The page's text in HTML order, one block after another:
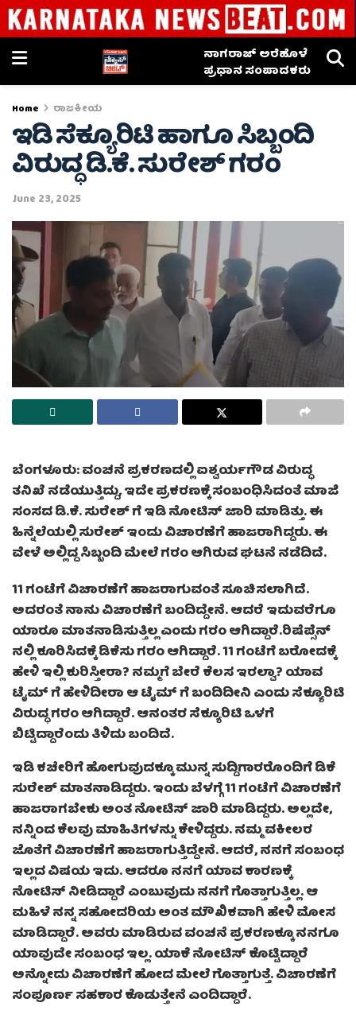
ನಾಗರಾಜ್ ಅರೆಹೊಳೆ
ಪ್ರಧಾನ ಸಂಪಾದಕರು
Home ರಾಜಕೀಯ
ಇಡಿ ಸೆಕ್ಯೂರಿಟಿ ಹಾಗೂ ಸಿಬ್ಬಂದಿ
ವಿರುದ್ಧ ಡಿ.ಕೆ. ಸುರೇಶ್ ಗರಂ
June 23, 2025
ಬೆಂಗಳೂರು: ವಂಚನೆ ಪ್ರಕರಣದಲ್ಲಿ ಐಶ್ವರ್ಯಗೌಡ ವಿರುದ್ಧ
ತನಿಖೆ ನಡೆಯುತ್ತಿದ್ದು, ಇದೇ ಪ್ರಕರಣಕ್ಕೆ ಸಂಬಂಧಿಸಿದಂತೆ ಮಾಜಿ
ಸಂಸದ ಡಿ.ಕೆ. ಸುರೇಶ್ ಗೆ ಇಡಿ ನೋಟಿಸ್ ಜಾರಿ ಮಾಡಿತ್ತು. ಈ
ಹಿನ್ನೆಲೆಯಲ್ಲಿ ಸುರೇಶ್ ಇಂದು ವಿಚಾರಣೆಗೆ ಹಾಜರಾಗಿದ್ದರು. ಈ
ವೇಳೆ ಅಲ್ಲಿದ್ದ ಸಿಬ್ಬಂದಿ ಮೇಲೆ ಗರಂ ಆಗಿರುವ ಘಟನೆ ನಡೆದಿದೆ.
11 ಗಂಟೆಗೆ ವಿಚಾರಣೆಗೆ ಹಾಜರಾಗುವಂತೆ ಸೂಚಿಸಲಾಗಿದೆ.
ಅದರಂತೆ ನಾನು ವಿಚಾರಣೆಗೆ ಬಂದಿದ್ದೇನೆ. ಆದರೆ ಇದುವರೆಗೂ
ಯಾರೂ ಮಾತನಾಡಿಸುತ್ತಿಲ್ಲ ಎಂದು ಗರಂ ಆಗಿದ್ದಾರೆ.ರಿಷೆಪ್ಸೆನ್
ನಲ್ಲಿ ಕೂರಿಸಿದಕ್ಕೆ ಡಿಕೆಸು ಗರಂ ಆಗಿದ್ದಾರೆ. 11 ಗಂಟೆಗೆ ಬರೋದಕ್ಕೆ
ಹೇಳಿ ಇಲ್ಲಿ ಕುರಿಸ್ತೀರಾ? ನಮ್ಮಗೆ ಬೇರೆ ಕೆಲಸ ಇರಲ್ವಾ? ಯಾವ
ಟೈಮ್ ಗೆ ಹೇಳಿದೀರಾ ಆ ಟೈಮ್ ಗೆ ಬಂದಿದೀನಿ ಎಂದು ಸೆಕ್ಯೂರಿಟಿ
ವಿರುದ್ಧ ಗರಂ ಆಗಿದ್ದಾರೆ. ಆನಂತರ ಸೆಕ್ಯೂರಿಟಿ ಒಳಗೆ
ಬಿಟ್ಟಿದ್ದಾರೆಂದು ತಿಳಿದು ಬಂದಿದೆ.
ಇಡಿ ಕಚೇರಿಗೆ ಹೋಗುವುದಕ್ಕೂ ಮುನ್ನ ಸುದ್ದಿಗಾರರೊಂದಿಗೆ ಡಿಕೆ
ಸುರೇಶ್ ಮಾತನಾಡಿದ್ದರು. ಇಂದು ಬೆಳಗ್ಗೆ 11 ಗಂಟೆಗೆ ವಿಚಾರಣೆಗೆ
ಹಾಜರಾಗಬೇಕು ಅಂತ ನೋಟಿಸ್ ಜಾರಿ ಮಾಡಿದ್ದರು. ಅಲ್ಲದೇ,
ನನ್ನಿಂದ ಕೆಲವು ಮಾಹಿತಿಗಳನ್ನು ಕೇಳಿದ್ದರು. ನಮ್ಮ ವಕೀಲರ
ಜೊತೆಗೆ ವಿಚಾರಣೆಗೆ ಹಾಜರಾಗುತ್ತಿದ್ದೇನೆ. ಆದರೆ, ನನಗೆ ಸಂಬಂಧ
ಇಲ್ಲದ ವಿಷಯ ಇದು. ಆದರೂ ನನಗೆ ಯಾವ ಕಾರಣಕ್ಕೆ
ನೋಟಿಸ್ ನೀಡಿದ್ದಾರೆ ಎಂಬುವುದು ನನಗೆ ಗೊತ್ತಾಗುತ್ತಿಲ್ಲ. ಆ
ಮಹಿಳೆ ನನ್ನ ಸಹೋದರಿಯ ಅಂತ ಮೌಖಿಕವಾಗಿ ಹೇಳಿ ಮೋಸ
ಮಾಡಿದ್ದಾರೆ. ಅವರು ಮಾಡಿರುವ ವಂಚನೆ ಪ್ರಕರಣಕ್ಕೂ ನನಗೂ
ಯಾವುದೇ ಸಂಬಂಧ ಇಲ್ಲ. ಯಾಕೆ ನೋಟಿಸ್ ಕೊಟ್ಟಿದ್ದಾರೆ
ಅನ್ನೋದು ವಿಚಾರಣೆಗೆ ಹೋದ ಮೇಲೆ ಗೊತ್ತಾಗುತ್ತೆ. ವಿಚಾರಣೆಗೆ
ಸಂಪೂರ್ಣ ಸಹಕಾರ ಕೊಡುತ್ತೇನೆ ಎಂದಿದ್ದಾರೆ.